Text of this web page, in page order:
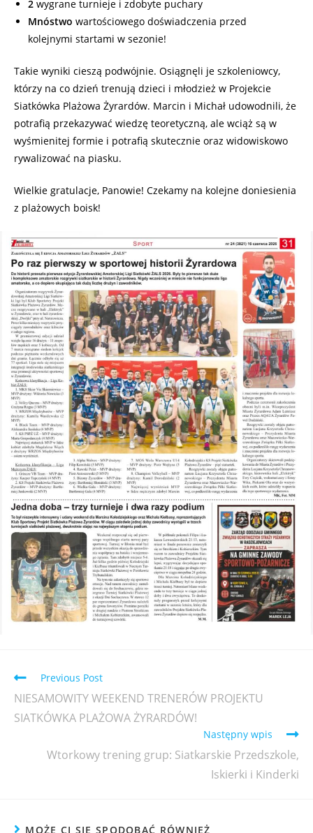
2 wygrane turnieje i zdobyte puchary
Mnóstwo wartościowego doświadczenia przed
kolejnymi startami w sezonie!
Takie wyniki cieszą podwójnie. Osiągnęli je szkoleniowcy,
którzy na co dzień trenują dzieci i młodzież w Projekcie
Siatkówka Plażowa Żyrardów. Marcin i Michał udowodnili, że
potrafią przekazywać wiedzę teoretyczną, ale wciąż są w
wyśmienitej formie i potrafią skutecznie oraz widowiskowo
rywalizować na piasku.
Wielkie gratulacje, Panowie! Czekamy na kolejne doniesienia
z plażowych boisk!
Previous Post
NIESAMOWITY WEEKEND TRENERÓW PROJEKTU
SIATKÓWKA PLAŻOWA ŻYRARDÓW!
Następny wpis
Wtorkowy trening grup: Siatkarskie Przedszkole,
Iskierki i Kinderki
MOŻE CI SIĘ SPODOBAĆ RÓWNIEŻ